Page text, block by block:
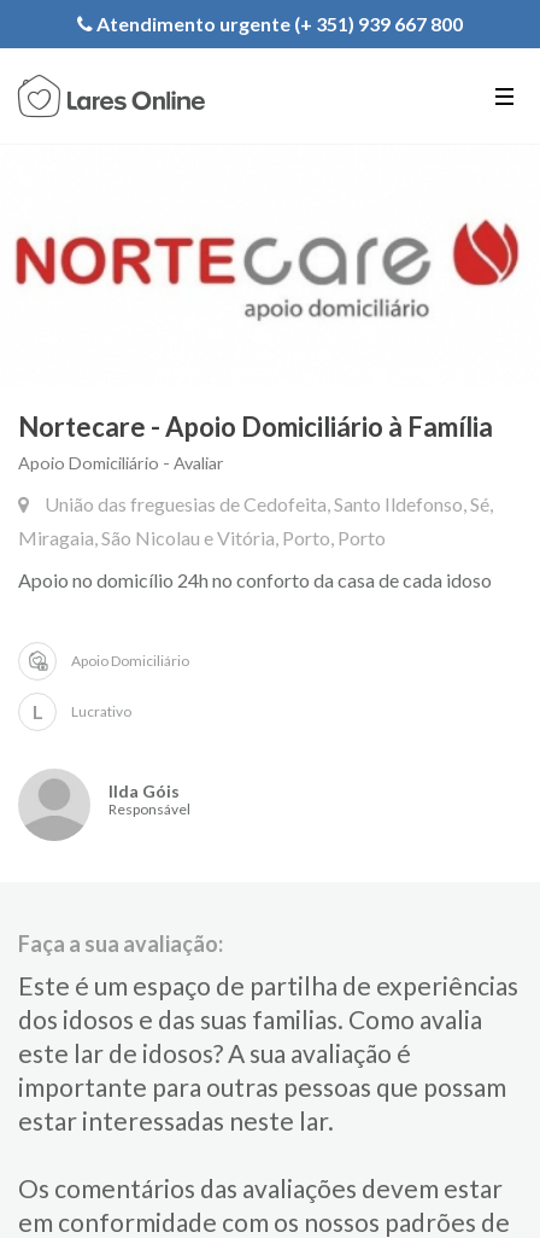
Registe a sua Instituição
Atendimento urgente (+ 351) 939 667 800
Nortecare - Apoio Domiciliário à Família
Apoio Domiciliário - Avaliar
União das freguesias de Cedofeita, Santo Ildefonso, Sé,
Miragaia, São Nicolau e Vitória, Porto, Porto
Apoio no domicílio 24h no conforto da casa de cada idoso
Apoio Domiciliário
L Lucrativo
Ilda Góis
Responsável
Faça a sua avaliação:
Este é um espaço de partilha de experiências
dos idosos e das suas familias.​ Como avalia
este lar de idosos?​ ​A sua avaliação é
importante para​ outras pessoas que possam
estar interessadas neste lar.
Os comentários das avaliações devem estar
em conformidade com os nossos padrões de